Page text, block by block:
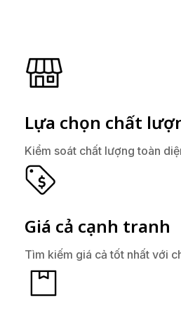
Lựa chọn chất
Kiểm soát chất lượng toàn
Giá cả cạnh tranh
Tìm kiếm giá cả tốt nhất với